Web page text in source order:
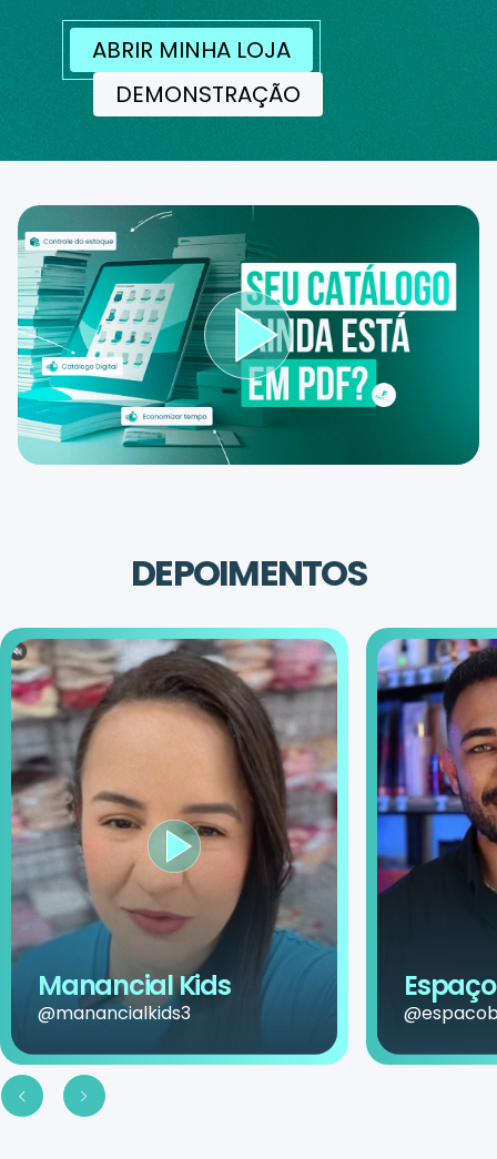
ABRIR MINHA LOJA
DEMONSTRAÇÃO
Reproduzir
DEPOIMENTOS
Manancial Kids
@manancialkids3